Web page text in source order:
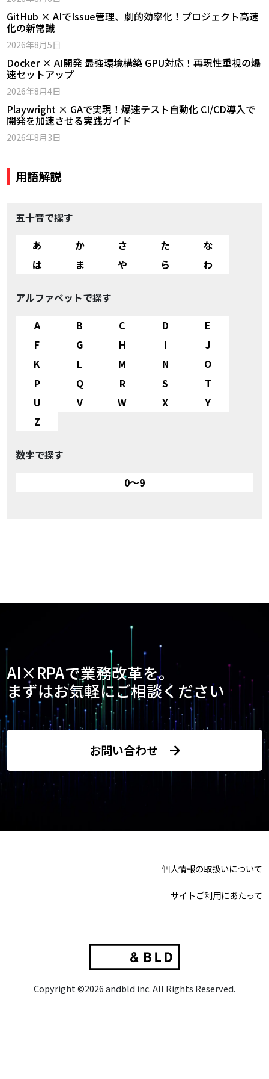
GitHub × AIでIssue管理、劇的効率化！プロジェクト高速
化の新常識
2026年8月5日
Docker × AI開発 最強環境構築 GPU対応！再現性重視の爆
速セットアップ
2026年8月4日
Playwright × GAで実現！爆速テスト自動化 CI/CD導入で
開発を加速させる実践ガイド
2026年8月3日
用語解説
五十音で探す
あ
か さ た
な
は
ま や ら わ
アルファベットで探す
A
B C D
E
F
G H I
J
K
L M N
O
P
Q R S
T
U
V W X
Y
Z
数字で探す
0～9
AI×RPAで業務改革を。
まずはお気軽にご相談ください
お問い合わせ
個人情報の取扱いについて
サイトご利用にあたって
Copyright ©2026 andbld inc. All Rights Reserved.